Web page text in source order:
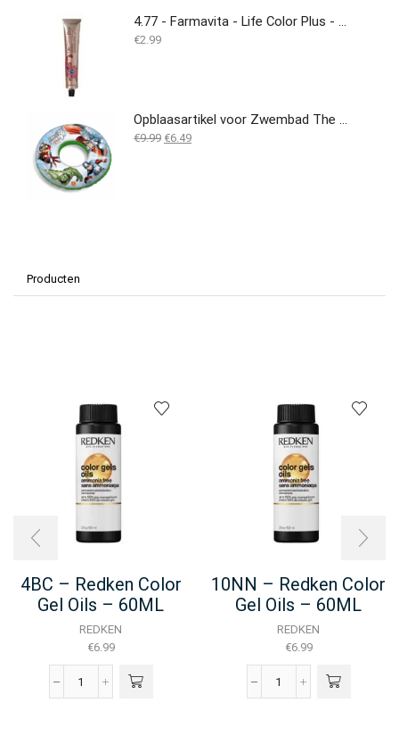
4.77 - Farmavita - Life Color Plus - 100ML
€2.99
Opblaasartikel voor Zwembad The Avengers PVC (50 cm)
€9.99 Oorspronkelijke
€6.49Huidige
Producten
4BC – Redken Color
Gel Oils – 60ML
REDKEN
€6.99
4BC
10NN – Redken Color
Gel Oils – 60ML
REDKEN
€6.99
10NN